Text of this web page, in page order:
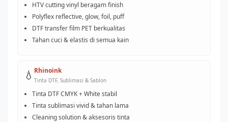
HTV cutting vinyl beragam finish
Polyflex reflective, glow, foil, puff
DTF transfer film PET berkualitas
Tahan cuci & elastis di semua kain
💧 Rhinoink
Tinta DTF, Sublimasi & Sablon
Tinta DTF CMYK + White stabil
Tinta sublimasi vivid & tahan lama
Cleaning solution & aksesoris tinta